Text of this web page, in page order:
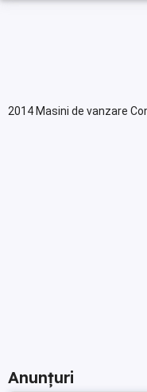
2014 Masini de vanzare
Anunțuri